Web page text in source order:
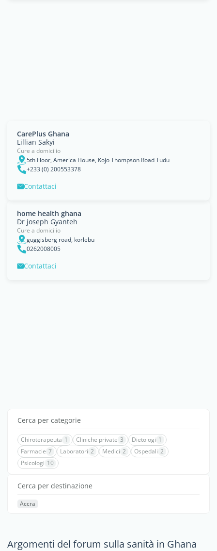
CarePlus Ghana
Lillian Sakyi
Cure a domicilio
5th Floor, America House, Kojo Thompson Road Tudu
+233 (0) 200553378
Contattaci
home health ghana
Dr joseph Gyanteh
Cure a domicilio
guggisberg road, korlebu
0262008005
Contattaci
Cerca per categorie
Chiroterapeuta 1 Cliniche private 3 Dietologi 1
Farmacie 7 Laboratori 2 Medici 2 Ospedali 2
Psicologi 10
Cerca per destinazione
Accra
Argomenti del forum sulla sanità in Ghana